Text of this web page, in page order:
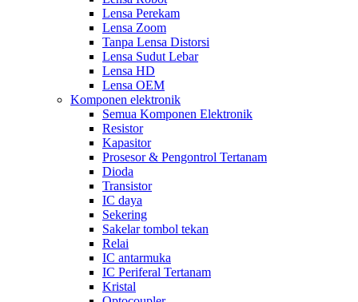
Lensa Perekam
Lensa Zoom
Tanpa Lensa Distorsi
Lensa Sudut Lebar
Lensa HD
Lensa OEM
Komponen elektronik
Semua Komponen Elektronik
Resistor
Kapasitor
Prosesor & Pengontrol Tertanam
Dioda
Transistor
IC daya
Sekering
Sakelar tombol tekan
Relai
IC antarmuka
IC Periferal Tertanam
Kristal